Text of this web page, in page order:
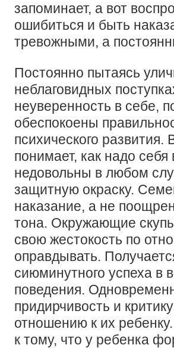
запоминает, а вот
ошибиться и быть
тревожными, а
Постоянно пытаясь
неблаговидных
неуверенность в себе,
обеспокоены
психического развития.
понимает, как надо
недовольны в любом
защитную окраску.
наказание, а не
тона. Окружающие
свою жестокость по
оправдывать.
сиюминутного успеха в
поведения.
придирчивость и
отношению к их
к тому, что у ребенка